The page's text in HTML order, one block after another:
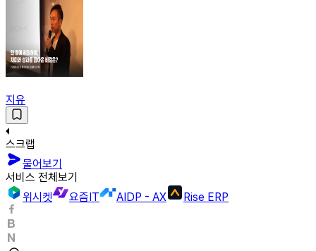
지유
스크랩
물어보기
서비스 전체보기
위시켓
요즘IT AIDP - AX Rise ERP